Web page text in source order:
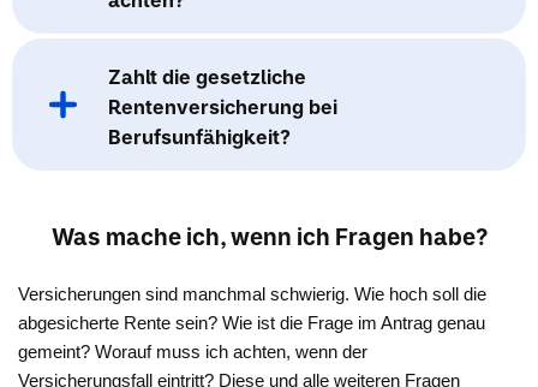
Zahlt die gesetzliche
Rentenversicherung bei
Berufsunfähigkeit?
Was mache ich, wenn ich Fragen habe?
Versicherungen sind manchmal schwierig. Wie hoch soll die
abgesicherte Rente sein? Wie ist die Frage im Antrag genau
gemeint? Worauf muss ich achten, wenn der
Versicherungsfall eintritt? Diese und alle weiteren Fragen